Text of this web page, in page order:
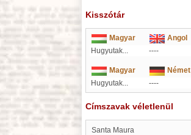
Kisszótár
Magyar
Angol
Hugyutak...
----
Magyar
Német
Hugyutak...
----
Címszavak véletlenül
Santa Maura